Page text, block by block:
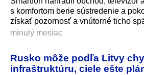
s komfortom berie sústredenie a
získať pozornosť a vnútorné ticho
minulý mesiac
Rusko môže podľa Litvy
infraštruktúru, ciele ešte